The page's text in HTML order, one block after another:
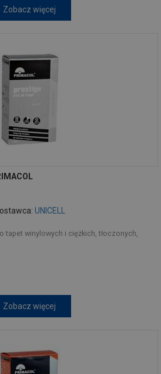
Zobacz więcej
UNICELL
tapet winylowych i ciężkich, tłoczonych,
Zobacz więcej